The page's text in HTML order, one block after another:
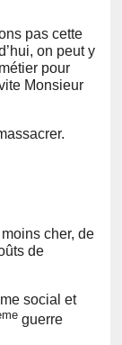
pas cette
on peut y
pour
Monsieur
cher, de
de
social et
guerre